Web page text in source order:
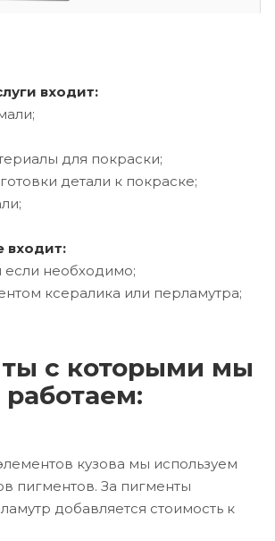
входит:
для покраски;
детали к покраске;
входит:
если необходимо;
ксералика или перламутра;
с которыми мы
работаем:
кузова мы используем
пигментов. За пигменты
добавляется стоимость к